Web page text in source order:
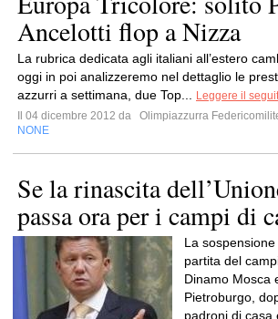
Ancelotti flop a Nizza
La rubrica dedicata agli italiani all’estero
oggi in poi analizzeremo nel dettaglio le
azzurri a settimana, due Top...
Leggere il
Il 04 dicembre 2012 da
Olimpiazzurra
NONE
Se la rinascita
passa ora per i campi di
La
partita del
Dinamo Mosca
Pietroburgo,
padroni di casa